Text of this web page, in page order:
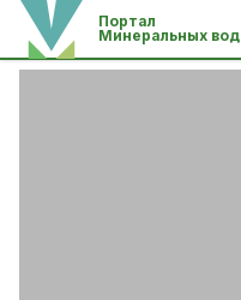
Портал
Минеральных вод